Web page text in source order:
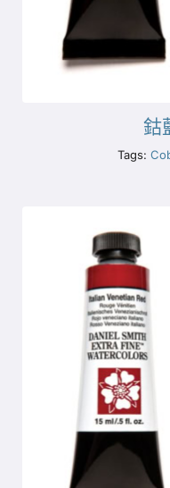
鈷
Tags: